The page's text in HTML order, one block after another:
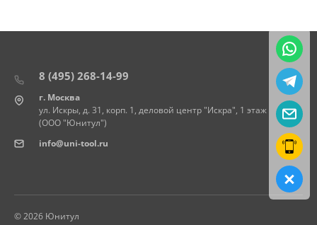
8 (495) 268-14-99
г. Москва
ул. Искры, д. 31, корп. 1, деловой центр "Искра", 1 этаж
(ООО "Юнитул")
info@uni-tool.ru
© 2026 Юнитул